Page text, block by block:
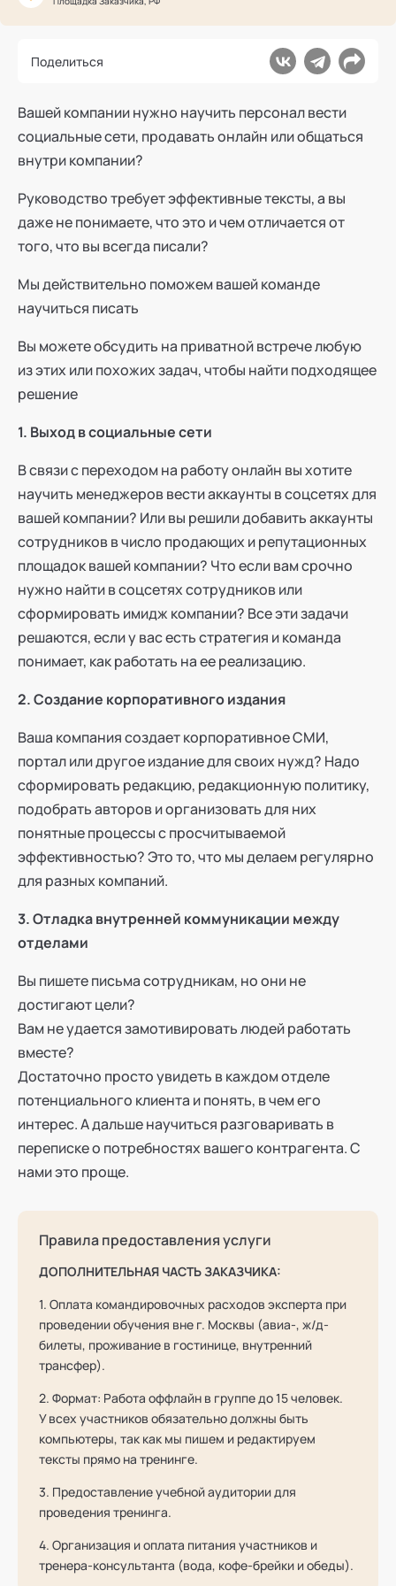
Поделиться
Вашей компании нужно научить персонал вести
социальные сети, продавать онлайн или общаться
внутри компании?
Руководство требует эффективные тексты, а вы
даже не понимаете, что это и чем отличается от
того, что вы всегда писали?
Мы действительно поможем вашей команде
научиться писать
Вы можете обсудить на приватной встрече любую
из этих или похожих задач, чтобы найти подходящее
решение
1. Выход в социальные сети
В связи с переходом на работу онлайн вы хотите
научить менеджеров вести аккаунты в соцсетях для
вашей компании? Или вы решили добавить аккаунты
сотрудников в число продающих и репутационных
площадок вашей компании? Что если вам срочно
нужно найти в соцсетях сотрудников или
сформировать имидж компании? Все эти задачи
решаются, если у вас есть стратегия и команда
понимает, как работать на ее реализацию.
2. Создание корпоративного издания
Ваша компания создает корпоративное СМИ,
портал или другое издание для своих нужд? Надо
сформировать редакцию, редакционную политику,
подобрать авторов и организовать для них
понятные процессы с просчитываемой
эффективностью? Это то, что мы делаем регулярно
для разных компаний.
3. Отладка внутренней коммуникации между
отделами
Вы пишете письма сотрудникам, но они не
достигают цели?
Вам не удается замотивировать людей работать
вместе?
Достаточно просто увидеть в каждом отделе
потенциального клиента и понять, в чем его
интерес. А дальше научиться разговаривать в
переписке о потребностях вашего контрагента. С
нами это проще.
Правила предоставления услуги
ДОПОЛНИТЕЛЬНАЯ ЧАСТЬ ЗАКАЗЧИКА:
1. Оплата командировочных расходов эксперта при
проведении обучения вне г. Москвы (авиа-, ж/д-
билеты, проживание в гостинице, внутренний
трансфер).
2. Формат: Работа оффлайн в группе до 15 человек.
У всех участников обязательно должны быть
компьютеры, так как мы пишем и редактируем
тексты прямо на тренинге.
3. Предоставление учебной аудитории для
проведения тренинга.
4. Организация и оплата питания участников и
тренера-консультанта (вода, кофе-брейки и обеды).
Профессионалам